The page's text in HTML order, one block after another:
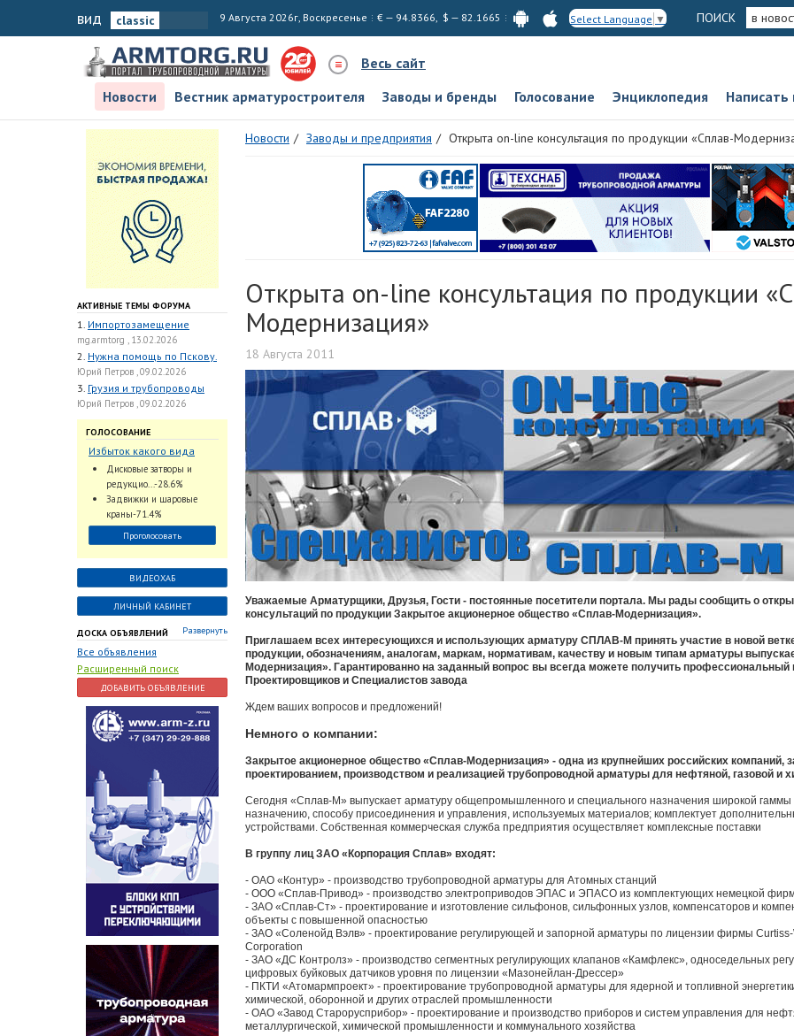
вид 9 Августа 2026г, Воскресенье € — 94.8366, $ — 82.1665 Select Language ▼ ПОИСК в
Весь сайт
Новости
Вестник арматуростроителя Заводы и бренды Голосование Энциклопедия Написать
АКТИВНЫЕ ТЕМЫ ФОРУМА
1. Импортозамещение
mg.armtorg , 13.02.2026
2. Нужна помощь по Пскову.
Юрий Петров , 09.02.2026
3. Грузия и трубопроводы
Юрий Петров , 09.02.2026
ГОЛОСОВАНИЕ
Избыток какого вида
трубопроводной
арматуры наблюдается
на Российском рынке с
2024 по 2026 годы?
Дисковые затворы и
редукцио...-28.6%
Задвижки и шаровые
краны-71.4%
Проголосовать
ВИДЕОХАБ
ЛИЧНЫЙ КАБИНЕТ
ДОСКА ОБЪЯВЛЕНИЙ Развернуть
Все объявления
Расширенный поиск
ДОБАВИТЬ ОБЪЯВЛЕНИЕ
Новости Заводы и предприятия Открыта on-line консультация по продукции «Сплав-
Открыта on-line консультация по продукции
Модернизация»
18 Августа 2011
Уважаемые Арматурщики, Друзья, Гости - постоянные посетители портала. Мы рады сообщить о
консультаций по продукции Закрытое акционерное общество «Сплав-Модернизация».
Приглашаем всех интересующихся и использующих арматуру СПЛАВ-М принять участие в новой
продукции, обозначениям, аналогам, маркам, нормативам, качеству и новым типам арматуры
Модернизация». Гарантированно на заданный вопрос вы всегда можете получить профессиональный
Проектировщиков и Специалистов завода
Ждем ваших вопросов и предложений!
Немного о компании:
Закрытое акционерное общество «Сплав-Модернизация» - одна из крупнейших российских компаний,
проектированием, производством и реализацией трубопроводной арматуры для нефтяной, газовой и
Сегодня «Сплав-М» выпускает арматуру общепромышленного и специального назначения широкой
назначению, способу присоединения и управления, используемых материалов; комплектует
устройствами. Собственная коммерческая служба предприятия осуществляет комплексные поставки
В группу лиц ЗАО «Корпорация Сплав» входят:
- ОАО «Контур» - производство трубопроводной арматуры для Атомных станций
- ООО «Сплав-Привод» - производство электроприводов ЭПАС и ЭПАСО из комплектующих немецкой
- ЗАО «Сплав-Ст» - проектирование и изготовление сильфонов, сильфонных узлов, компенсаторов и
объекты с повышенной опасностью
- ЗАО «Соленойд Вэлв» - проектирование регулирующей и запорной арматуры по лицензии фирмы Curtiss-
Corporation
- ЗАО «ДС Контролз» - производство сегментных регулирующих клапанов «Камфлекс», односедельных
цифровых буйковых датчиков уровня по лицензии «Мазонейлан-Дрессер»
- ПКТИ «Атомармпроект» - проектирование трубопроводной арматуры для ядерной и топливной
химической, оборонной и других отраслей промышленности
- ОАО «Завод Старорусприбор» - проектирование и производство приборов и систем управления для
металлургической, химической промышленности и коммунального хозяйства